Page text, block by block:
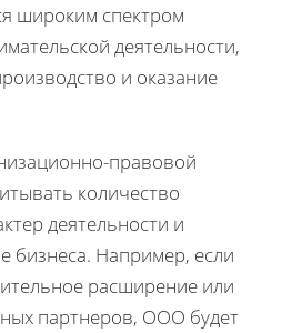
широким спектром
деятельности,
и оказание
правовой
количество
деятельности и
бизнеса. Например, если
расширение или
партнеров, ООО будет